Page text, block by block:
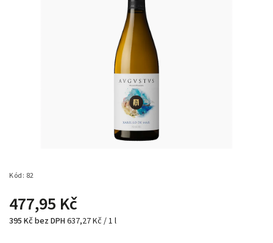
Kód: 82
477,95 Kč
395 Kč bez DPH637,27 Kč / 1 l